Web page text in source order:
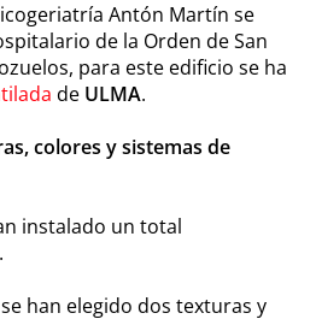
Antón Martín se
de la Orden de San
para este edificio se ha
de ULMA.
colores y sistemas de
instalado un total
han elegido dos texturas y